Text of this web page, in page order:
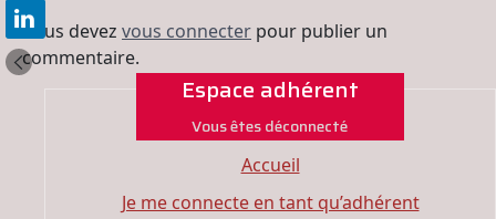
Vous devez vous connecter pour publier un
commentaire.
Espace adhérent
Vous êtes déconnecté
Accueil
Je me connecte en tant qu’adhérent